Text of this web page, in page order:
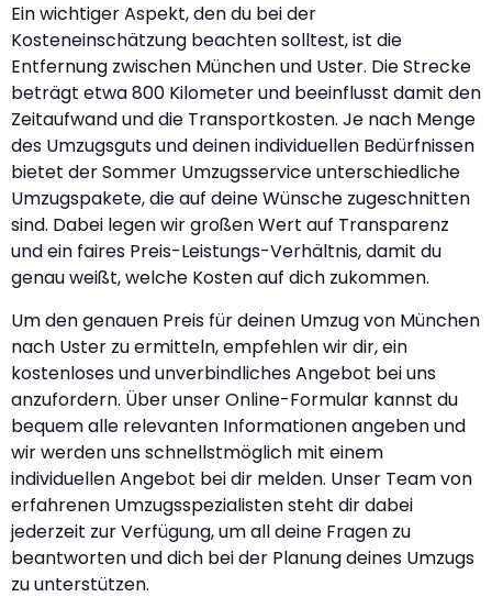
Ein wichtiger Aspekt, den du bei der
Kosteneinschätzung beachten solltest, ist die
Entfernung zwischen München und Uster. Die Strecke
beträgt etwa 800 Kilometer und beeinflusst damit den
Zeitaufwand und die Transportkosten. Je nach Menge
des Umzugsguts und deinen individuellen Bedürfnissen
bietet der Sommer Umzugsservice unterschiedliche
Umzugspakete, die auf deine Wünsche zugeschnitten
sind. Dabei legen wir großen Wert auf Transparenz
und ein faires Preis-Leistungs-Verhältnis, damit du
genau weißt, welche Kosten auf dich zukommen.
Um den genauen Preis für deinen Umzug von München
nach Uster zu ermitteln, empfehlen wir dir, ein
kostenloses und unverbindliches Angebot bei uns
anzufordern. Über unser Online-Formular kannst du
bequem alle relevanten Informationen angeben und
wir werden uns schnellstmöglich mit einem
individuellen Angebot bei dir melden. Unser Team von
erfahrenen Umzugsspezialisten steht dir dabei
jederzeit zur Verfügung, um all deine Fragen zu
beantworten und dich bei der Planung deines Umzugs
zu unterstützen.